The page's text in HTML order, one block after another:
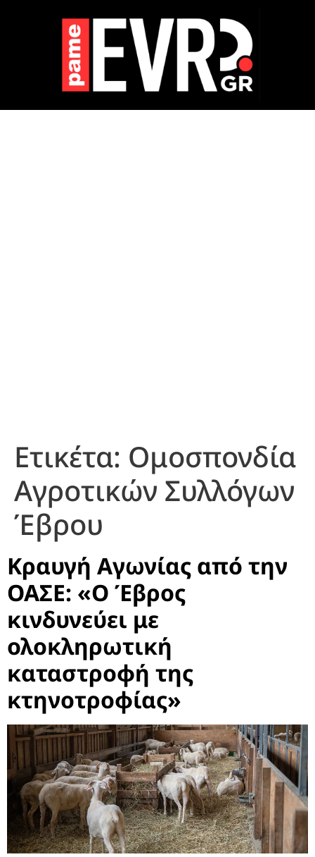
Ετικέτα: Ομοσπονδία
Αγροτικών Συλλόγων
Έβρου
Κραυγή Αγωνίας από την
ΟΑΣΕ: «Ο Έβρος
κινδυνεύει με
ολοκληρωτική
καταστροφή της
κτηνοτροφίας»